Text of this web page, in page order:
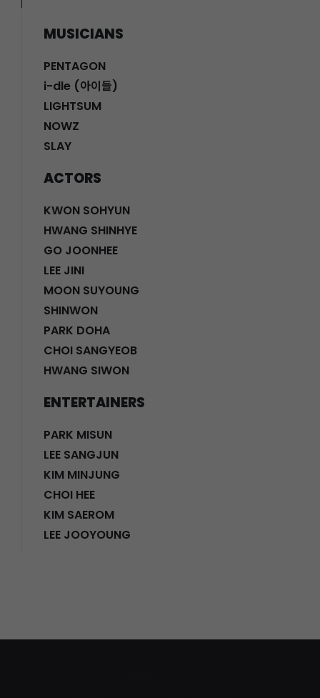
MUSICIANS
PENTAGON
i-dle (아이들)
LIGHTSUM
NOWZ
SLAY
ACTORS
KWON SOHYUN
HWANG SHINHYE
GO JOONHEE
LEE JINI
MOON SUYOUNG
SHINWON
PARK DOHA
CHOI SANGYEOB
HWANG SIWON
ENTERTAINERS
PARK MISUN
LEE SANGJUN
KIM MINJUNG
CHOI HEE
KIM SAEROM
LEE JOOYOUNG